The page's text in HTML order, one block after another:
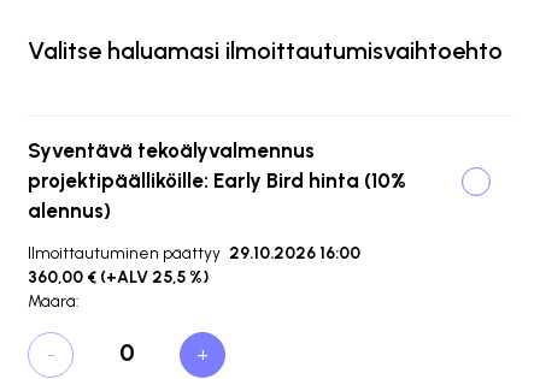
Valitse haluamasi ilmoittautumisvaihtoehto
Syventävä tekoälyvalmennus
projektipäälliköille: Early Bird hinta (10%
alennus)
Ilmoittautuminen päättyy 29.10.2026 16:00
360,00 € (+ALV 25,5 %)
Määrä:
- +